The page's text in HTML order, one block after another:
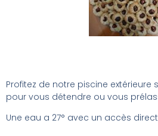
Profitez de notre piscine extérieure
pour vous détendre ou vous
Une eau a 27° avec un accès